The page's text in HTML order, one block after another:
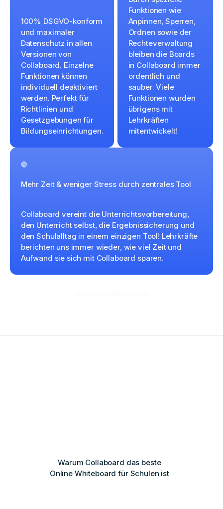
100% DSGVO-konform
und maximaler
Datenschutz in allen
Versionen von
Collaboard. Einzelne
Funktionen können
individuell deaktiviert
werden. Perfekt für
Richtlinien und
Gesetzgebungen für
Bildungseinrichtungen.
Funktionen wie
Anpinnen, Sperren,
Ordnen sowie der
Rechteverwaltung
bleiben die Boards
in Collaboard immer
ordentlich und
sauber. Viele
Funktionen wurden
übrigens mit
Lehrkräften
mitentwickelt!
Mehr Zeit & weniger Stress durch zentrales Tool
Collaboard vereint die Unterrichtsvorbereitung,
den Unterricht selbst, die Ergebnissicherung und
den Schulalltag in einem einzigen Tool! Lehrkräfte
berichten uns immer wieder, wie viel Zeit und
Aufwand sie sich mit Collaboard sparen.
Warum Collaboard das beste
Online Whiteboard für Schulen ist